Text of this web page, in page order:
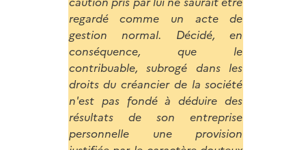
regardé comme un acte de
gestion normal. Décidé, en
conséquence, que le
contribuable, subrogé dans les
droits du créancier de la société
n'est pas fondé à déduire des
résultats de son entreprise
personnelle une provision